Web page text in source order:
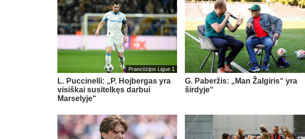
Prancūzijos Ligue 1
L. Puccinelli: „P. Hojbergas yra
visiškai susitelkęs darbui
Marselyje“
G. Paberžis: „Man Žalgiris“ yra
širdyje“